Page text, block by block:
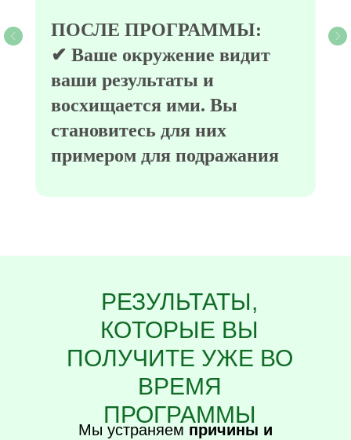
ПОСЛЕ ПРОГРАММЫ:
✔ Ваше окружение видит
ваши результаты и
восхищается ими. Вы
становитесь для них
примером для подражания
РЕЗУЛЬТАТЫ,
КОТОРЫЕ ВЫ
ПОЛУЧИТЕ УЖЕ ВО
ВРЕМЯ
ПРОГРАММЫ
Мы устраняем причины и